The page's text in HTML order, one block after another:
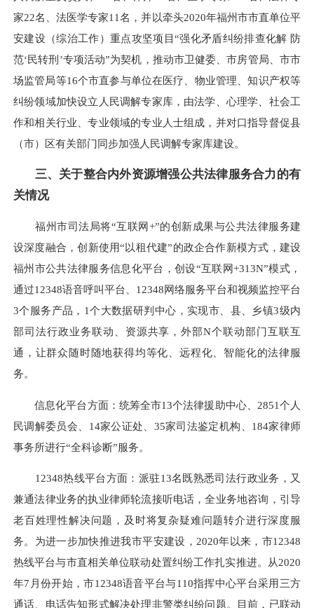
家22名、法医学专家11名，并以牵头2020年福州市市直单位平
安建设（综治工作）重点攻坚项目“强化矛盾纠纷排查化解 防
范‘民转刑’专项活动”为契机，推动市卫健委、市房管局、市市
场监管局等16个市直参与单位在医疗、物业管理、知识产权等
纠纷领域加快设立人民调解专家库，由法学、心理学、社会工
作和相关行业、专业领域的专业人士组成，并对口指导督促县
（市）区有关部门同步加强人民调解专家库建设。
三、关于整合内外资源增强公共法律服务合力的有
关情况
福州市司法局将“互联网+”的创新成果与公共法律服务建
设深度融合，创新使用“以租代建”的政企合作新模方式，建设
福州市公共法律服务信息化平台，创设“互联网+313N”模式，
通过12348语音呼叫平台、12348网络服务平台和视频监控平台
3个服务产品，1个大数据研判中心，实现市、县、乡镇3级内
部司法行政业务联动、资源共享，外部N个联动部门互联互
通，让群众随时随地获得均等化、远程化、智能化的法律服
务。
信息化平台方面：统筹全市13个法律援助中心、2851个人
民调解委员会、14家公证处、35家司法鉴定机构、184家律师
事务所进行“全科诊断”服务。
12348热线平台方面：派驻13名既熟悉司法行政业务，又
兼通法律业务的执业律师轮流接听电话，全业务地咨询，引导
老百姓理性解决问题，及时将复杂疑难问题转介进行深度服
务。为进一步加快推进我市平安建设，2020年以来，市12348
热线平台与市直相关单位联动处置纠纷工作扎实推进。从2020
年7月份开始，市12348语音平台与110指挥中心平台采用三方
通话、电话告知形式解决处理非警类纠纷问题。目前，已联动